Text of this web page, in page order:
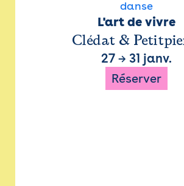
danse
L'art de vivre
Clédat &
27 → 31 janv.
Réserver